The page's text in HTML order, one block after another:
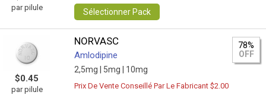
par pilule Sélectionner Pack
$0.45
par pilule
NORVASC
Amlodipine
2,5mg | 5mg | 10mg
78%
OFF
Prix De Vente Conseillé Par Le Fabricant $2.00